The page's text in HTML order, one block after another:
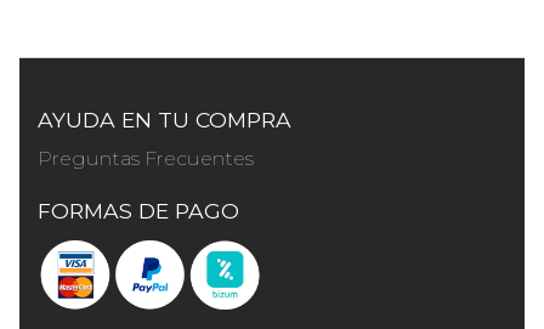
AYUDA EN TU COMPRA
Preguntas Frecuentes
FORMAS DE PAGO